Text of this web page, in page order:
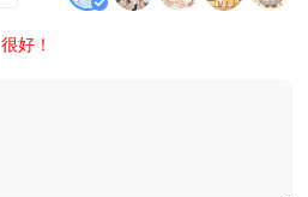
很好！